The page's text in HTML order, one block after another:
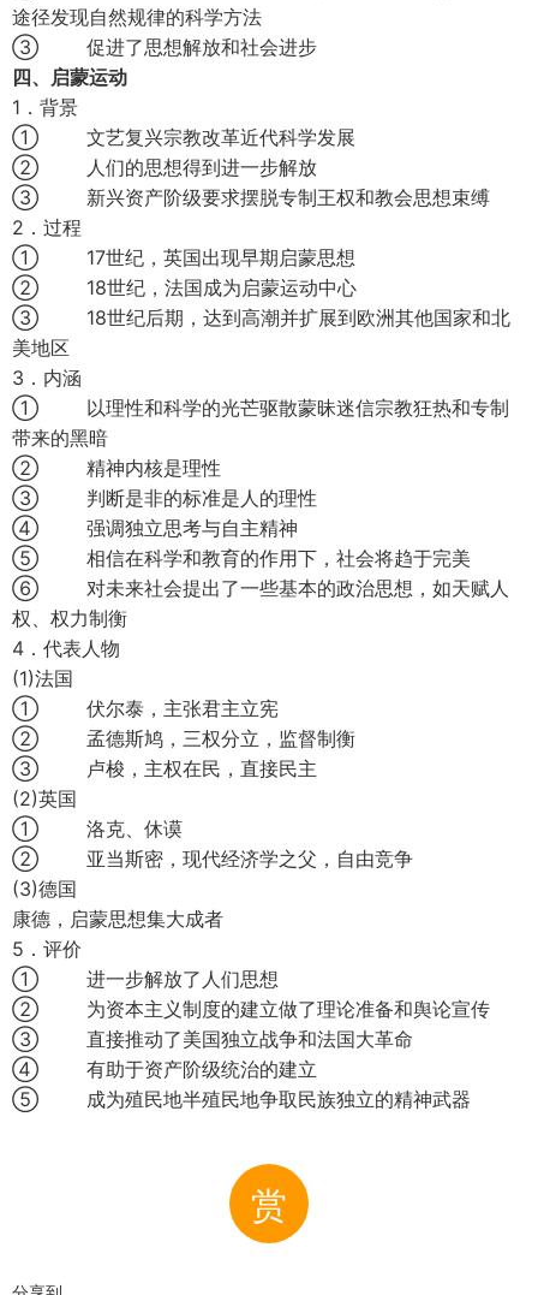
途径发现自然规律的科学方法
③ 促进了思想解放和社会进步
四、启蒙运动
1．背景
① 文艺复兴宗教改革近代科学发展
② 人们的思想得到进一步解放
③ 新兴资产阶级要求摆脱专制王权和教会思想束缚
2．过程
① 17世纪，英国出现早期启蒙思想
② 18世纪，法国成为启蒙运动中心
③ 18世纪后期，达到高潮并扩展到欧洲其他国家和北
美地区
3．内涵
① 以理性和科学的光芒驱散蒙昧迷信宗教狂热和专制
带来的黑暗
② 精神内核是理性
③ 判断是非的标准是人的理性
④ 强调独立思考与自主精神
⑤ 相信在科学和教育的作用下，社会将趋于完美
⑥ 对未来社会提出了一些基本的政治思想，如天赋人
权、权力制衡
4．代表人物
(1)法国
① 伏尔泰，主张君主立宪
② 孟德斯鸠，三权分立，监督制衡
③ 卢梭，主权在民，直接民主
(2)英国
① 洛克、休谟
② 亚当斯密，现代经济学之父，自由竞争
(3)德国
康德，启蒙思想集大成者
5．评价
① 进一步解放了人们思想
② 为资本主义制度的建立做了理论准备和舆论宣传
③ 直接推动了美国独立战争和法国大革命
④ 有助于资产阶级统治的建立
⑤ 成为殖民地半殖民地争取民族独立的精神武器
赏